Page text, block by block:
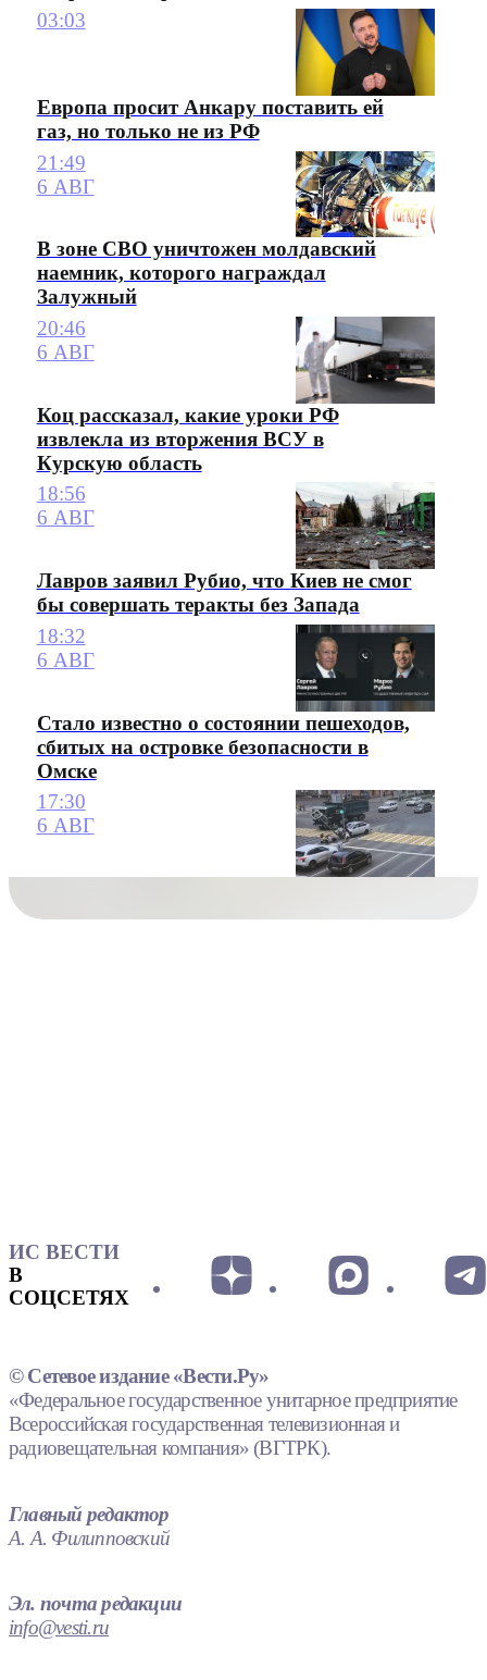
03:03
Европа просит Анкару поставить ей
газ, но только не из РФ
21:49
6 АВГ
В зоне СВО уничтожен молдавский
наемник, которого награждал
Залужный
20:46
6 АВГ
Коц рассказал, какие уроки РФ
извлекла из вторжения ВСУ в
Курскую область
18:56
6 АВГ
Лавров заявил Рубио, что Киев не смог
бы совершать теракты без Запада
18:32
6 АВГ
Стало известно о состоянии пешеходов,
сбитых на островке безопасности в
Омске
17:30
6 АВГ
ИС ВЕСТИ
В
СОЦСЕТЯХ
© Сетевое издание «Вести.Ру»
«Федеральное государственное унитарное предприятие
Всероссийская государственная телевизионная и
радиовещательная компания» (ВГТРК).
Главный редактор
А. А. Филипповский
Эл. почта редакции
info@vesti.ru